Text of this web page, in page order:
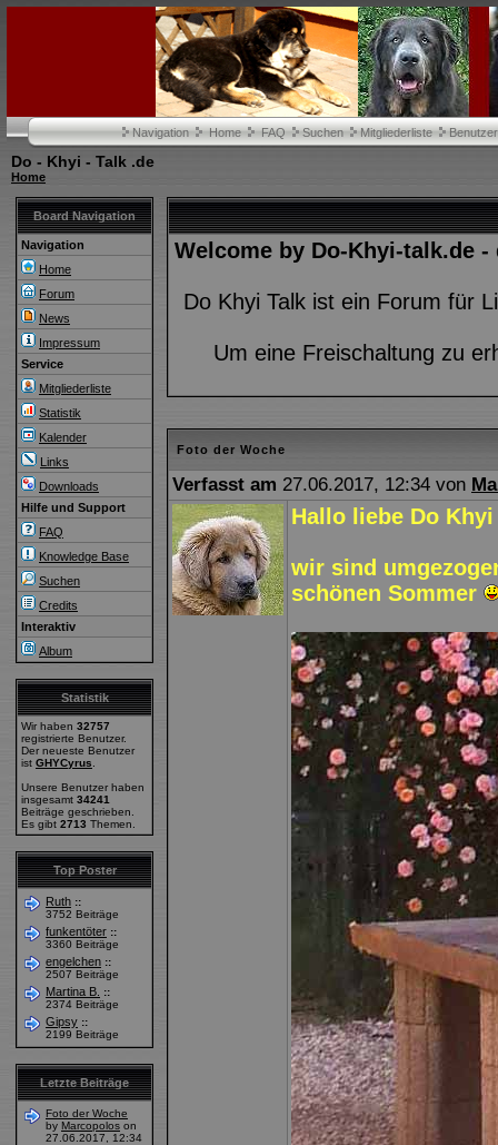
Navigation Home FAQ Suchen Mitgliederliste
Do - Khyi - Talk .de
Home
Board Navigation
Navigation
Home
Forum
News
Impressum
Service
Mitgliederliste
Statistik
Kalender
Links
Downloads
Hilfe und Support
FAQ
Knowledge Base
Suchen
Credits
Interaktiv
Album
Statistik
Wir haben 32757
registrierte Benutzer.
Der neueste Benutzer
ist GHYCyrus
Unsere Benutzer haben
insgesamt 34241
Beiträge geschrieben.
Es gibt 2713 Themen.
Top Poster
Ruth ::
3752 Beiträge
funkentöter ::
3360 Beiträge
engelchen ::
2507 Beiträge
Martina B.
::
2374 Beiträge
Gipsy ::
2199 Beiträge
Letzte Beiträge
Foto der Woche
by Marcopolos on
27.06.2017, 12:34
Welcome by Do-Khyi-talk.de
Do Khyi Talk ist ein Forum für
Um eine Freischaltung zu
Foto der Woche
Verfasst am 27.06.2017, 12:34 von
Hallo liebe Do
wir sind
schönen Sommer